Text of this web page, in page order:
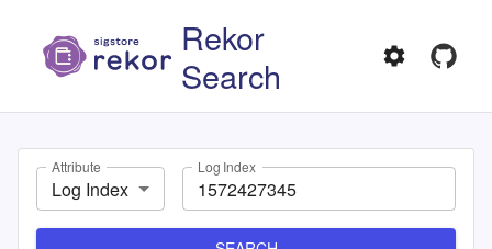
Rekor
Search
Attribute
Log Index
Log Index